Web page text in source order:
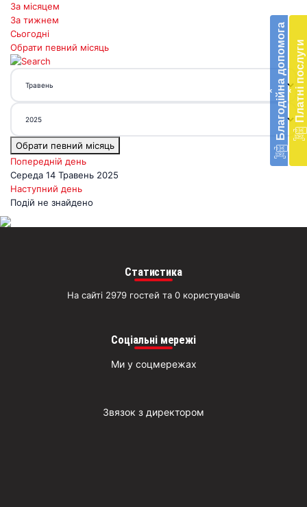
‹ Благодійна допомогав
‹ Платні послуги
За місяцем
За тижнем
Сьогодні
Обрати певний місяць
Обрати певний місяць
Попередній день
Середа 14 Травень 2025
Наступний день
Подій не знайдено
Статистика
На сайті 2979 гостей та 0 користувачів
Соціальні мережі
Ми у соцмережах
Звязок з директором